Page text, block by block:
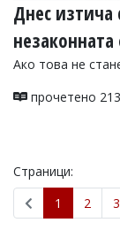
Днес изтича
Ако това не
прочетено
Страници:
1
2 3